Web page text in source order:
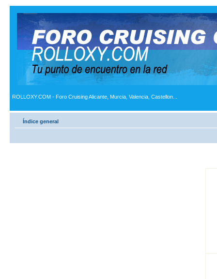
ROLLOXY.COM - Foro Cruising Alicante, Murcia, Valencia, Castellon...
Índice general